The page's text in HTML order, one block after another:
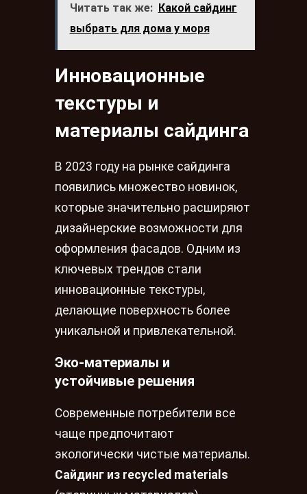
Читать так же: Какой сайдинг
выбрать для дома у моря
Инновационные
текстуры и
материалы сайдинга
В 2023 году на рынке сайдинга
появились множество новинок,
которые значительно расширяют
дизайнерские возможности для
оформления фасадов. Одним из
ключевых трендов стали
инновационные текстуры,
делающие поверхность более
уникальной и привлекательной.
Эко-материалы и
устойчивые решения
Современные потребители все
чаще предпочитают
экологически чистые материалы.
Сайдинг из recycled materials